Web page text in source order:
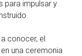
para impulsar y
conocer, el
una ceremonia